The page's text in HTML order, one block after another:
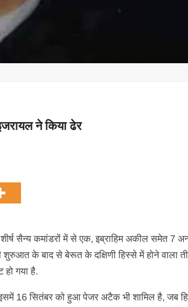
ने किया ढेर
सैन्य कमांडरों में से एक, इब्राहिम अकील समेत 7
के बाद से बेरूत के दक्षिणी हिस्से में होने वाला
गया है.
16 सितंबर को हुआ पेजर अटैक भी शामिल है, जब